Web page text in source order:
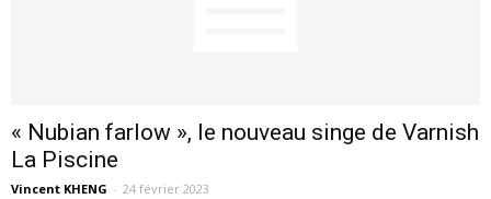
« Nubian farlow », le nouveau singe de Varnish
La Piscine
Vincent KHENG - 24 février 2023